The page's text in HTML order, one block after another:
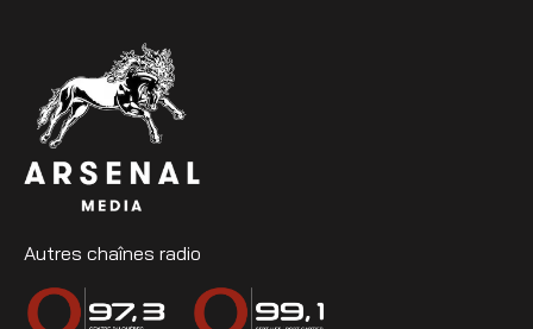
Autres chaînes radio